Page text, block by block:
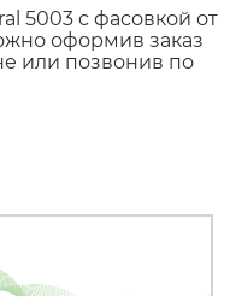
5003 с фасовкой от
оформив заказ
или позвонив по